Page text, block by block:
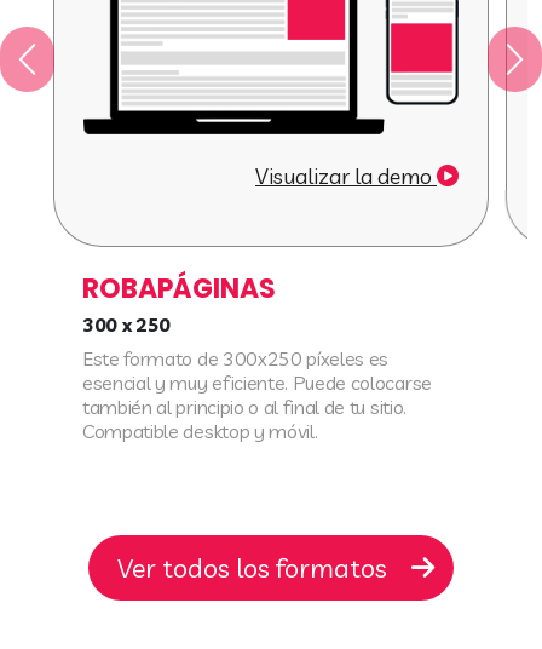
Visualizar la demo
SPLITSCREEN
300 x 600
Es dos veces el tamaño de un robapáginas y
forma parte de los formatos estrella del IAB.
Funciona muy bien con anunciantes premium
debido a su alto impacto pero tamaño
Ver todos los formatos